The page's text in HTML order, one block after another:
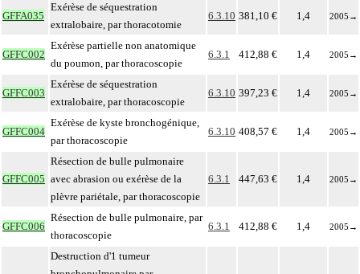
GFFA035
Exérèse de séquestration
extralobaire, par thoracotomie
6.3.10 381,10 € 1,4 2005 →
GFFC002
Exérèse partielle non anatomique
du poumon, par thoracoscopie
6.3.1 412,88 € 1,4 2005 →
GFFC003
Exérèse de séquestration
extralobaire, par thoracoscopie
6.3.10 397,23 € 1,4 2005 →
GFFC004
Exérèse de kyste bronchogénique,
par thoracoscopie
6.3.10 408,57 € 1,4 2005 →
GFFC005
Résection de bulle pulmonaire
avec abrasion ou exérèse de la
plèvre pariétale, par thoracoscopie
6.3.1 447,63 € 1,4 2005 →
GFFC006
Résection de bulle pulmonaire, par
thoracoscopie
6.3.1 412,88 € 1,4 2005 →
Destruction d'1 tumeur